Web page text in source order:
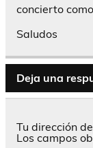
concierto
Saludos
Deja una
Tu dirección
Los campos